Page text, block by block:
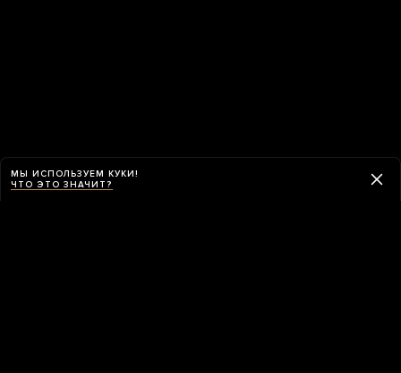
МЫ ИСПОЛЬЗУЕМ КУКИ!
ЧТО ЭТО ЗНАЧИТ?